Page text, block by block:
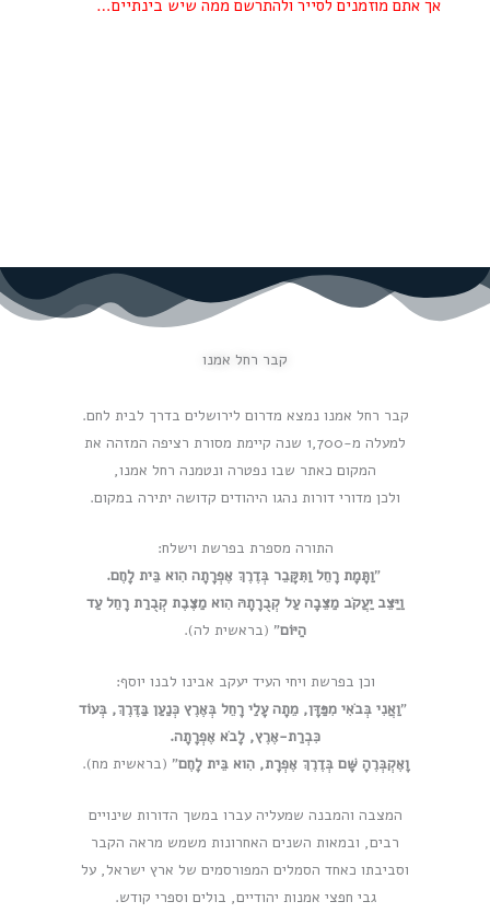
אך אתם מוזמנים לסייר ולהתרשם ממה שיש בינתיים…
קבר רחל אמנו
קבר רחל אמנו נמצא מדרום לירושלים בדרך לבית לחם.
למעלה מ-1,700 שנה קיימת מסורת רציפה המזהה את
המקום כאתר שבו נפטרה ונטמנה רחל אמנו,
ולכן מדורי דורות נהגו היהודים קדושה יתירה במקום.
התורה מספרת בפרשת וישלח:
"וַתָּמָת רָחֵל וַתִּקָּבֵר בְּדֶרֶךְ אֶפְרָתָה הִוא בֵּית לָחֶם.
וַיַּצֵּב יַעֲקֹב מַצֵּבָה עַל קְבֻרָתָהּ הִוא מַצֶּבֶת קְבֻרַת רָחֵל עַד
הַיּוֹם" (בראשית לה).
וכן בפרשת ויחי העיד יעקב אבינו לבנו יוסף:
"וַאֲנִי בְּבֹאִי מִפַּדָּן, מֵתָה עָלַי רָחֵל בְּאֶרֶץ כְּנַעַן בַּדֶּרֶךְ, בְּעוֹד
כִּבְרַת-אֶרֶץ, לָבֹא אֶפְרָתָה.
וָאֶקְבְּרֶהָ שָּׁם בְּדֶרֶךְ אֶפְרָת, הִוא בֵּית לָחֶם" (בראשית מח).
המצבה והמבנה שמעליה עברו במשך הדורות שינויים
רבים, ובמאות השנים האחרונות משמש מראה הקבר
וסביבתו כאחד הסמלים המפורסמים של ארץ ישראל, על
גבי חפצי אמנות יהודיים, בולים וספרי קודש.